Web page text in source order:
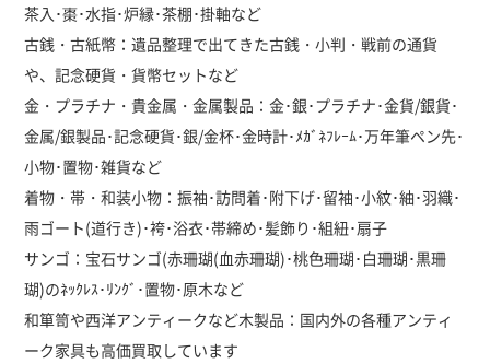
茶入･棗･水指･炉縁･茶棚･掛軸など
古銭・古紙幣：遺品整理で出てきた古銭・小判・戦前の通貨
や、記念硬貨・貨幣セットなど
金・プラチナ・貴金属・金属製品：金･銀･プラチナ･金貨/銀貨･
金属/銀製品･記念硬貨･銀/金杯･金時計･ﾒｶﾞﾈﾌﾚｰﾑ･万年筆ペン先･
小物･置物･雑貨など
着物・帯・和装小物：振袖･訪問着･附下げ･留袖･小紋･紬･羽織･
雨ゴート(道行き)･袴･浴衣･帯締め･髪飾り･組紐･扇子
サンゴ：宝石サンゴ(赤珊瑚(血赤珊瑚)･桃色珊瑚･白珊瑚･黒珊
瑚)のﾈｯｸﾚｽ･ﾘﾝｸﾞ･置物･原木など
和箪笥や西洋アンティークなど木製品：国内外の各種アンティ
ーク家具も高価買取しています